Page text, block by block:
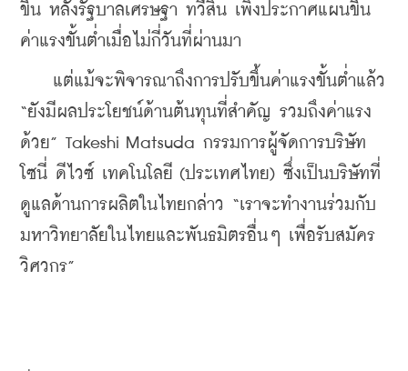
ขึ้น หลังรัฐบาลเศรษฐา ทวีสิน เพิ่งประกาศแผนขึ้น
ค่าแรงขั้นต่ำเมื่อไม่กี่วันที่ผ่านมา
แต่แม้จะพิจารณาถึงการปรับขึ้นค่าแรงขั้นต่ำแล้ว
“ยังมีผลประโยชน์ด้านต้นทุนที่สำคัญ รวมถึงค่าแรง
ด้วย” Takeshi Matsuda กรรมการผู้จัดการบริษัท
โซนี่ ดีไวซ์ เทคโนโลยี (ประเทศไทย) ซึ่งเป็นบริษัทที่
ดูแลด้านการผลิตในไทยกล่าว “เราจะทำงานร่วมกับ
มหาวิทยาลัยในไทยและพันธมิตรอื่นๆ เพื่อรับสมัคร
วิศวกร”